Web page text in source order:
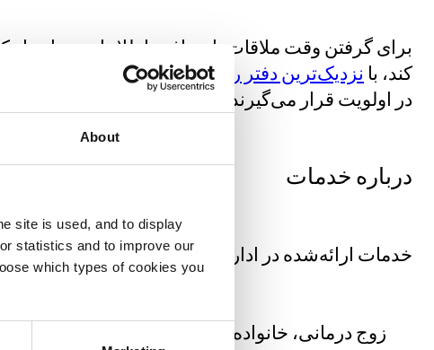
About
site is used, and to display
statistics and to improve our
which types of cookies you
برای گرفتن وقت ملاقات یا دریافت اطلاعات درباره
کند، با نزدیک‌ترین دفتر رفاه خانوادهتماس بگیرید.
در اولویت قرار می‌گیرند.
درباره خدمات
خدمات ارائه‌شده در اداره رفاه خانواده متفاوت است
زوج درمانی، خانواده درمانی